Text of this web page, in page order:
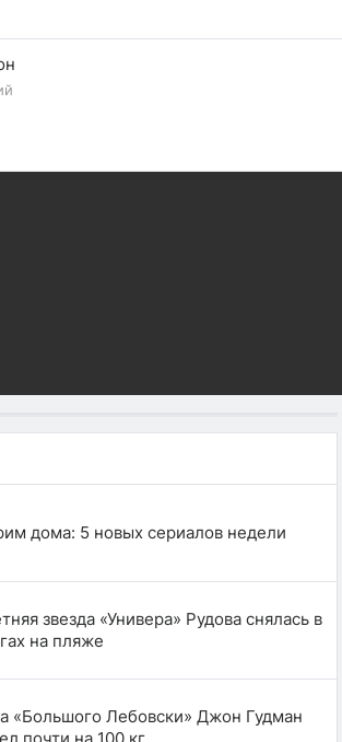
дома: 5 новых сериалов недели
звезда «Универа» Рудова снялась в
на пляже
«Большого Лебовски» Джон Гудман